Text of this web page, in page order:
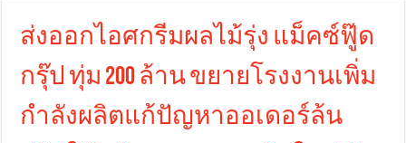
ส่งออกไอศกรีมผลไม้รุ่ง แม็คซ์ฟู๊ด
กรุ๊ป ทุ่ม 200 ล้าน ขยายโรงงานเพิ่ม
กำลังผลิตแก้ปัญหาออเดอร์ล้น